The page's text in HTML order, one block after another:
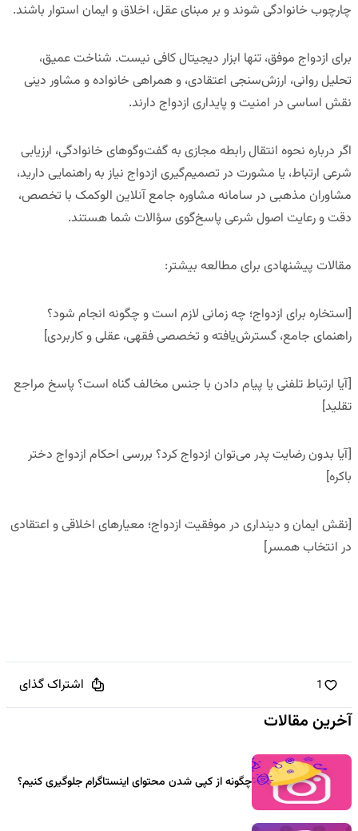
چارچوب خانوادگی شوند و بر مبنای عقل، اخلاق و ایمان استوار باشند.
برای ازدواج موفق، تنها ابزار دیجیتال کافی نیست. شناخت عمیق،
تحلیل روانی، ارزش‌سنجی اعتقادی، و همراهی خانواده و مشاور دینی
نقش اساسی در امنیت و پایداری ازدواج دارند.
اگر درباره نحوه انتقال رابطه مجازی به گفت‌وگوهای خانوادگی، ارزیابی
شرعی ارتباط، یا مشورت در تصمیم‌گیری ازدواج نیاز به راهنمایی دارید،
مشاوران مذهبی در سامانه مشاوره جامع آنلاین الوکمک با تخصص،
دقت و رعایت اصول شرعی پاسخ‌گوی سؤالات شما هستند.
مقالات پیشنهادی برای مطالعه بیشتر:
[استخاره برای ازدواج؛ چه زمانی لازم است و چگونه انجام شود؟
راهنمای جامع، گسترش‌یافته و تخصصی فقهی، عقلی و کاربردی]
[آیا ارتباط تلفنی یا پیام دادن با جنس مخالف گناه است؟ پاسخ مراجع
تقلید]
[آیا بدون رضایت پدر می‌توان ازدواج کرد؟ بررسی احکام ازدواج دختر
باکره]
[نقش ایمان و دینداری در موفقیت ازدواج؛ معیارهای اخلاقی و اعتقادی
در انتخاب همسر]
1 اشتراک گذای
آخرین مقالات
چگونه از کپی شدن محتوای اینستاگرام جلوگیری کنیم؟